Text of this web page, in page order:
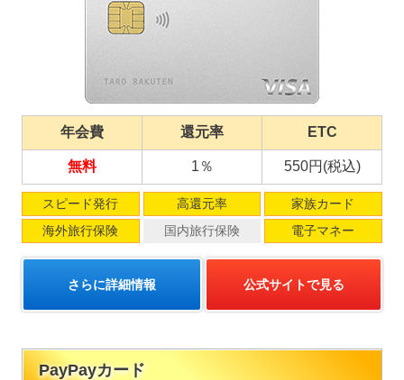
年会費 還元率 ETC
無料 1％ 550円(税込)
スピード発行 高還元率
家族カード
海外旅行保険
国内旅行保険 電子マネー
さらに詳細情報 公式サイトで見る
PayPayカード